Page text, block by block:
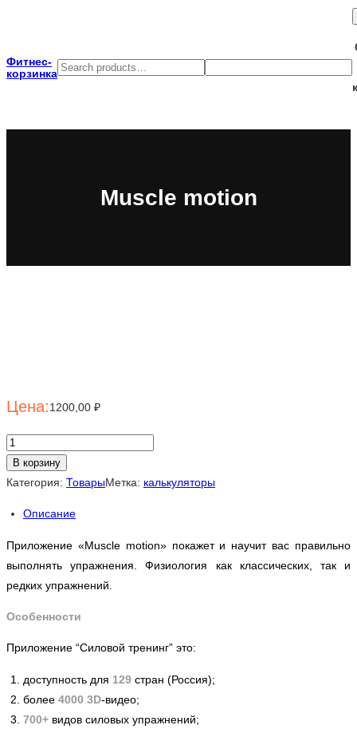
содержимому
Фитнес-
корзинка Search
Muscle motion
1200,00 ₽
Количество
товара
Muscle
В корзину
Категория: ТоварыМетка: калькуляторы
Описание
Приложение «Muscle motion» покажет и научит вас правильно
выполнять упражнения. Физиология как классических, так и
редких упражнений.
Особенности
При­ложе­ние “Си­ловой тре­нинг” это:
дос­туп­ность для 129 стран (Рос­сия);
бо­лее 4000 3D-ви­део;
700+ ви­дов си­ло­вых уп­раж­не­ний;